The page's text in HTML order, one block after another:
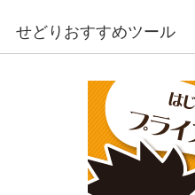
せどりおすすめツール